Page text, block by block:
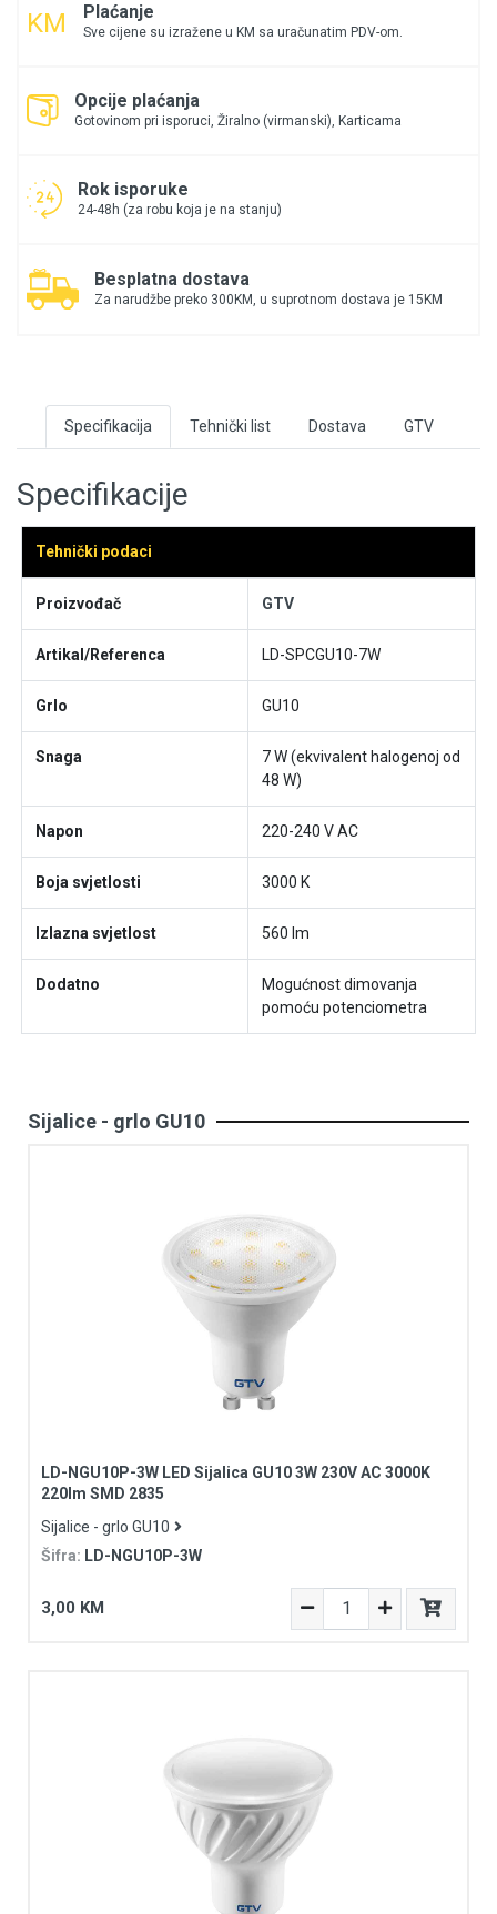
Plaćanje
Sve cijene su izražene u KM sa uračunatim PDV-om.
Opcije plaćanja
Gotovinom pri isporuci, Žiralno (virmanski), Karticama
Rok isporuke
24-48h (za robu koja je na stanju)
Besplatna dostava
Za narudžbe preko 300KM, u suprotnom dostava je 15KM
Specifikacija Tehnički list Dostava GTV
Specifikacije
Tehnički podaci
Proizvođač GTV
Artikal/Referenca LD-SPCGU10-7W
Grlo GU10
Snaga
7 W (ekvivalent halogenoj od
48 W)
Napon 220-240 V AC
Boja svjetlosti 3000 K
Izlazna svjetlost 560 lm
Dodatno
Mogućnost dimovanja
pomoću potenciometra
Sijalice - grlo GU10
LD-NGU10P-3W LED Sijalica GU10 3W 230V AC 3000K
220lm SMD 2835
Sijalice - grlo GU10
Šifra: LD-NGU10P-3W
3,00 KM